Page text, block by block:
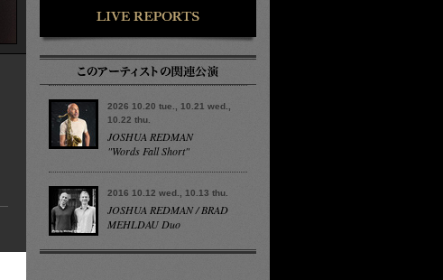
2026 10.20 tue., 10.21 wed.,
10.22 thu.
JOSHUA REDMAN
"Words Fall Short"
2016 10.12 wed., 10.13 thu.
JOSHUA REDMAN / BRAD
MEHLDAU Duo